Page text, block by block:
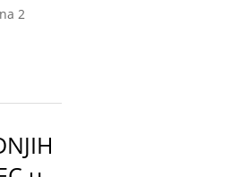
2